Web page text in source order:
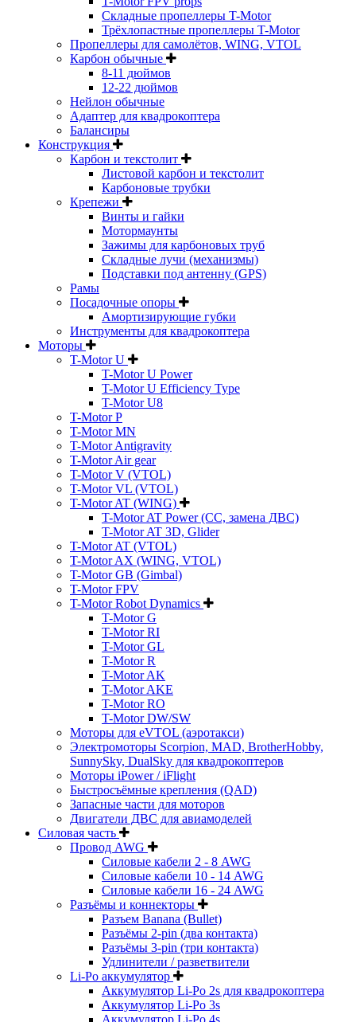
Складные пропеллеры T-Motor
Трёхлопастные пропеллеры T-Motor
Пропеллеры для самолётов, WING, VTOL
Карбон обычные
8-11 дюймов
12-22 дюймов
Нейлон обычные
Адаптер для квадрокоптера
Балансиры
Конструкция
Карбон и текстолит
Листовой карбон и текстолит
Карбоновые трубки
Крепежи
Винты и гайки
Мотормаунты
Зажимы для карбоновых труб
Складные лучи (механизмы)
Подставки под антенну (GPS)
Рамы
Посадочные опоры
Амортизирующие губки
Инструменты для квадрокоптера
Моторы
T-Motor U
T-Motor U Power
T-Motor U Efficiency Type
T-Motor U8
T-Motor P
T-Motor MN
T-Motor Antigravity
T-Motor Air gear
T-Motor V (VTOL)
T-Motor VL (VTOL)
T-Motor AT (WING)
T-Motor AT Power (CC, замена ДВС)
T-Motor AT 3D, Glider
T-Motor AT (VTOL)
T-Motor AX (WING, VTOL)
T-Motor GB (Gimbal)
T-Motor FPV
T-Motor Robot Dynamics
T-Motor G
T-Motor RI
T-Motor GL
T-Motor R
T-Motor AK
T-Motor AKE
T-Motor RO
T-Motor DW/SW
Моторы для eVTOL (аэротакси)
Электромоторы Scorpion, MAD, BrotherHobby,
SunnySky, DualSky для квадрокоптеров
Моторы iPower / iFlight
Быстросъёмные крепления (QAD)
Запасные части для моторов
Двигатели ДВС для авиамоделей
Силовая часть
Провод AWG
Силовые кабели 2 - 8 AWG
Силовые кабели 10 - 14 AWG
Силовые кабели 16 - 24 AWG
Разъёмы и коннекторы
Разъем Banana (Bullet)
Разъёмы 2-pin (два контакта)
Разъёмы 3-pin (три контакта)
Удлинители / разветвители
Li-Po аккумулятор
Аккумулятор Li-Po 2s для квадрокоптера
Аккумулятор Li-Po 3s